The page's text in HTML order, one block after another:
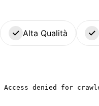
Alta Qualità